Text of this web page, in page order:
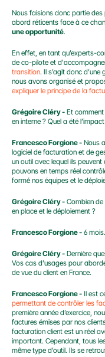
Nous faisions donc partie
abord réticents face à ce
une opportunité.
En effet, en tant qu’experts-
de co-pilote et
transition. Il s’agit donc
expliquer le principe de la
Grégoire Cléry - Et
en interne ? Quel a été
Francesco Forgione - Nous
logiciel de facturation et de
un outil avec lequel ils
pouvons en temps réel
formé nos équipes et le
Grégoire Cléry - Combien
en place et le déploiement ?
Francesco Forgione - 6 mois.
Grégoire Cléry - Dernière
Vos cas d’usages pour
de vue du client en France.
Francesco Forgione - Il est
permettant de contrôler les
première année d’exercice,
factures émises par nos
facturation client est un réel
important. Cependant, tous
même type d’outil. Ils se